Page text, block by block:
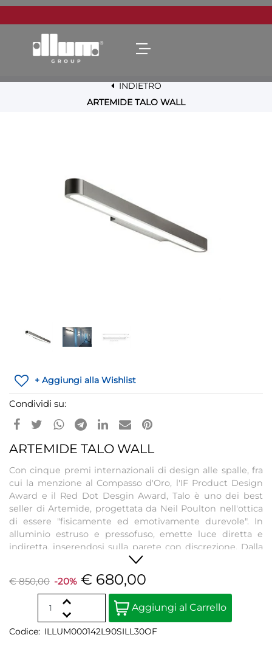
Open menu
INDIETRO
ARTEMIDE TALO WALL
+ Aggiungi alla Wishlist
Condividi su:
ARTEMIDE TALO WALL
Con cinque premi internazionali di design alle spalle, fra
cui la menzione al Compasso d'Oro, l'IF Product Design
Award e il Red Dot Desgin Award, Talo è uno dei best
seller di Artemide, progettata da Neil Poulton nell'ottica
di essere "fisicamente ed emotivamente durevole". In
alluminio estruso e pressofuso, emette luce diretta e
indiretta, inserendosi sulla parete con discrezione. Dalla
linea linea essenziale e sinuosa, è ideale per illuminare
spazi domestici ma anche strutture ricettive ed uffici.
€ 850,00 -20% € 680,00
Quantity
Aggiungi al Carrello
Codice: ILLUM000142L90SILL30OF